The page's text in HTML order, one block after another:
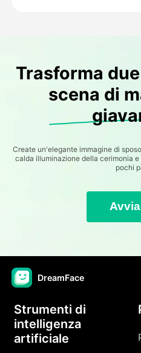
Trasforma
scena di
Create un'elegante immagine di
calda illuminazione della cerimonia
pochi
DreamFace
Strumenti di
intelligenza
artificiale